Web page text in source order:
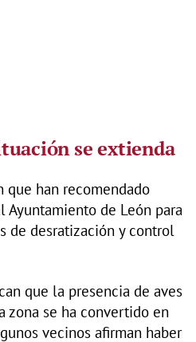
se extienda
que han recomendado
Ayuntamiento de León para
de desratización y control
que la presencia de aves
zona se ha convertido en
vecinos afirman haber